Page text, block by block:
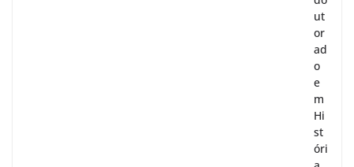
ut
or
ad
o
e
m
Hi
st
óri